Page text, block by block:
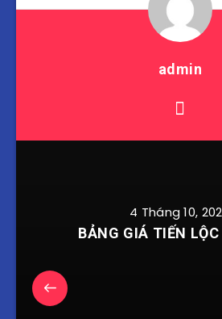
admin
4 Tháng 10,
BẢNG GIÁ TIẾN LỘC